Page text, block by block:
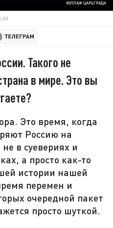
КОЛЛАЖ ЦАРЬГРАДА
Такого не
в мире. Это вы
Это время, когда
Россию на
в суевериях и
а просто как-то
истории нашей
перемен и
очередной пакет
просто шуткой.